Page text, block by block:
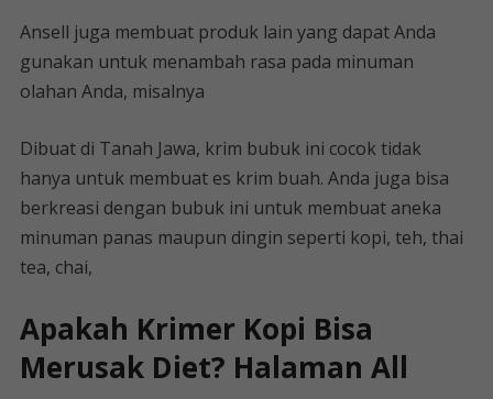
Ansell juga membuat produk lain yang dapat Anda
gunakan untuk menambah rasa pada minuman
olahan Anda, misalnya
Dibuat di Tanah Jawa, krim bubuk ini cocok tidak
hanya untuk membuat es krim buah. Anda juga bisa
berkreasi dengan bubuk ini untuk membuat aneka
minuman panas maupun dingin seperti kopi, teh, thai
tea, chai,
Apakah Krimer Kopi Bisa
Merusak Diet? Halaman All